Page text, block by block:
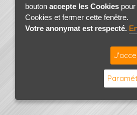
bouton accepte les Cookies
Cookies et fermer cette fenêtre.
Votre anonymat est respecté.